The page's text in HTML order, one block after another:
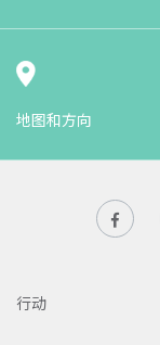
地图和方向
行动